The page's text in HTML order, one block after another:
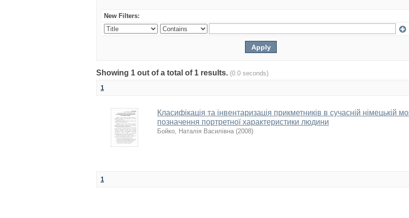
New Filters:
Showing 1 out of a total of 1 results. (0.0 seconds)
1
Класифікація та інвентаризація прикметників в сучасній німецькій
позначення портретної характеристики людини
Бойко, Наталія Василівна (2008)
1